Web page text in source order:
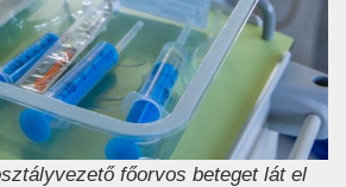
főorvos beteget lát el